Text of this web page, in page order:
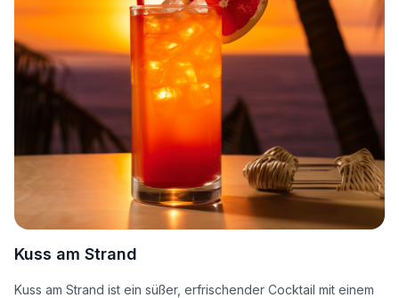
Kuss am Strand
Kuss am Strand ist ein süßer, erfrischender Cocktail mit einem